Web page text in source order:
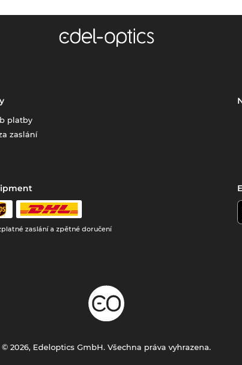
platby
zaslání
zaslání a zpětné doručení
© 2026, Edeloptics GmbH. Všechna práva vyhrazena.